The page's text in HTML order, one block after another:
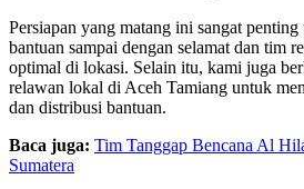
Persiapan yang matang ini sangat
bantuan sampai dengan selamat dan tim
optimal di lokasi. Selain itu, kami juga
relawan lokal di Aceh Tamiang untuk
dan distribusi bantuan.
Baca juga: Tim Tanggap Bencana Al
Sumatera